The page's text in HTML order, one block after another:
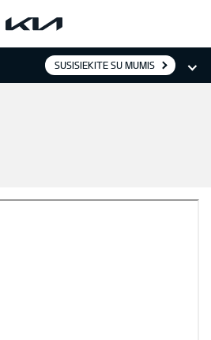
SUSISIEKITE SU MUMIS